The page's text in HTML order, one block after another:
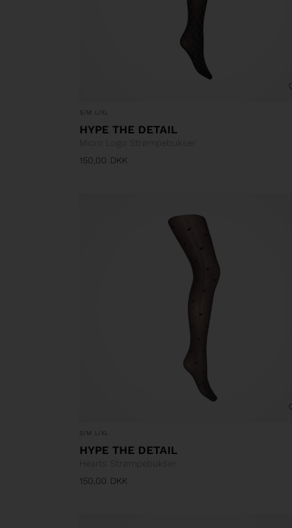
S/M L/XL
HYPE THE DETAIL
Micro Logo Strømpebukser
150,00 DKK
S/M L/XL
HYPE THE DETAIL
Hearts Strømpebukser
150,00 DKK